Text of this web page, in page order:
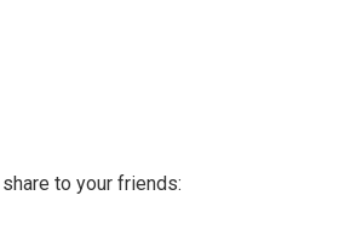
to your friends: